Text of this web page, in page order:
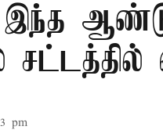
சட்டத்தில்
pm